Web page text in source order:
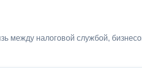
между налоговой службой,